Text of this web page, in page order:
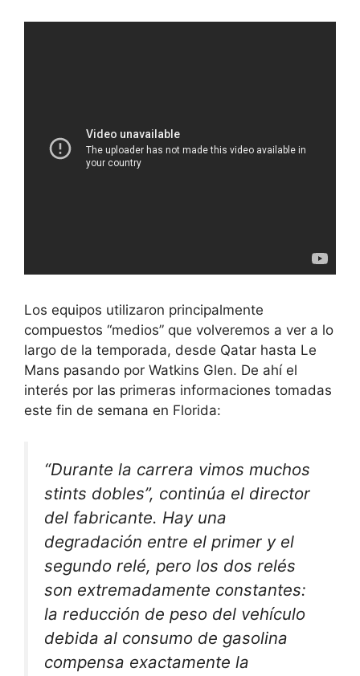
Los equipos utilizaron principalmente
compuestos “medios” que volveremos a ver a lo
largo de la temporada, desde Qatar hasta Le
Mans pasando por Watkins Glen. De ahí el
interés por las primeras informaciones tomadas
este fin de semana en Florida:
“Durante la carrera vimos muchos
stints dobles”, continúa el director
del fabricante. Hay una
degradación entre el primer y el
segundo relé, pero los dos relés
son extremadamente constantes:
la reducción de peso del vehículo
debida al consumo de gasolina
compensa exactamente la